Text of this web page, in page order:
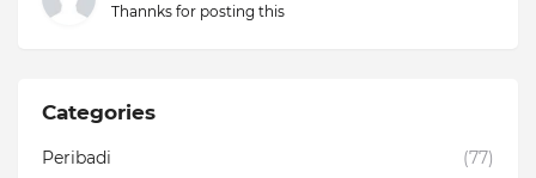
Thannks for posting this
Categories
Peribadi
(77)